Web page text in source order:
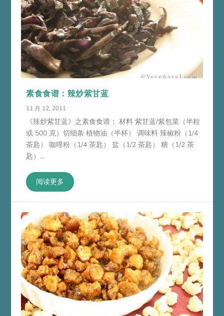
素食食谱：辣炒紫甘蓝
11 月 12, 2011
《辣炒紫甘蓝》之素食食谱： 材料 紫甘蓝/紫包菜（半粒
或 500 克）切细条 植物油（半杯） 调味料 辣椒粉（1/4
茶匙） 咖哩粉（1/4 茶匙） 盐（1/2 茶匙） 糖（1/2 茶
匙）...
阅读更多